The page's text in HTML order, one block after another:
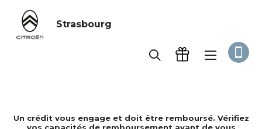
Strasbourg
Un crédit vous engage et doit être remboursé. Vérifiez